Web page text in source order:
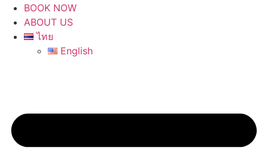
BOOK NOW
ABOUT US
ไทย
English